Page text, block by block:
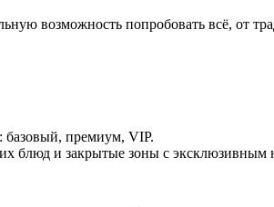
возможность попробовать всё, от
базовый, премиум, VIP.
блюд и закрытые зоны с эксклюзивным